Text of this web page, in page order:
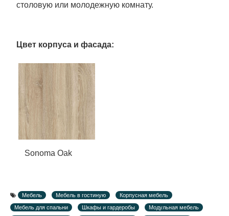
столовую или молодежную комнату.
Цвет корпуса и фасада:
Sonoma Oak
Мебель Мебель в гостиную
Корпусная мебель
Мебель для спальни
Шкафы и гардеробы
Модульная мебель